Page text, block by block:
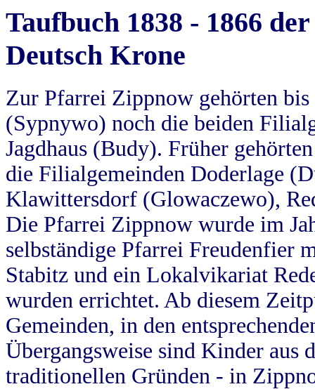
Taufbuch 1838 - 1866
Deutsch Krone
Zur Pfarrei Zippnow gehörten
(Sypnywo) noch die beiden
Jagdhaus (Budy). Früher
die Filialgemeinden Doderlage
Klawittersdorf (Glowaczewo),
Die Pfarrei Zippnow wurde im
selbständige Pfarrei Freudenfier
Stabitz und ein Lokalvikariat
wurden errichtet. Ab diesem
Gemeinden, in den
Übergangsweise sind Kinder aus
traditionellen Gründen - in